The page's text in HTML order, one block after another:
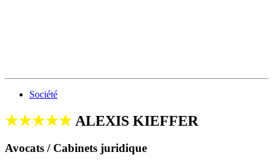
Société
★★★★★ ALEXIS KIEFFER
Avocats / Cabinets juridique